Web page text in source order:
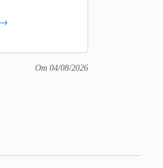
От 04/08/2026